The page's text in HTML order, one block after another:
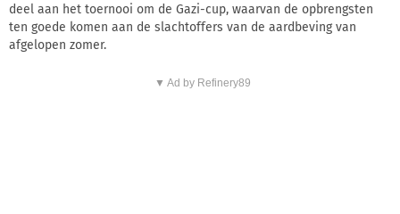
deel aan het toernooi om de Gazi-cup, waarvan de opbrengsten
ten goede komen aan de slachtoffers van de aardbeving van
afgelopen zomer.
▼ Ad by Refinery89